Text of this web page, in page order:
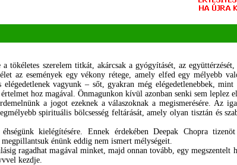
szerelem titkát, akárcsak a gyógyításét, az
az események egy vékony rétege, amely elfed egy mélyebb
vagyunk – sőt, gyakran még elégedetlenebbek, mint
hoz magával. Önmagunkon kívül azonban senki sem leplez
a jogot ezeknek a válaszoknak a megismerésére. Az
spirituális bölcsesség feltárását, amely olyan tisztán és
kielégítésére. Ennek érdekében Deepak Chopra
énünk eddig nem ismert mélységeit.
ragadhat magával minket, majd onnan tovább, egy megszentelt
kezdje.